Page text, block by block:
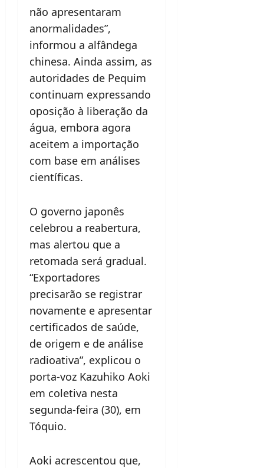
não apresentaram
anormalidades”,
informou a alfândega
chinesa. Ainda assim, as
autoridades de Pequim
continuam expressando
oposição à liberação da
água, embora agora
aceitem a importação
com base em análises
científicas.
O governo japonês
celebrou a reabertura,
mas alertou que a
retomada será gradual.
“Exportadores
precisarão se registrar
novamente e apresentar
certificados de saúde,
de origem e de análise
radioativa”, explicou o
porta-voz Kazuhiko Aoki
em coletiva nesta
segunda-feira (30), em
Tóquio.
Aoki acrescentou que,